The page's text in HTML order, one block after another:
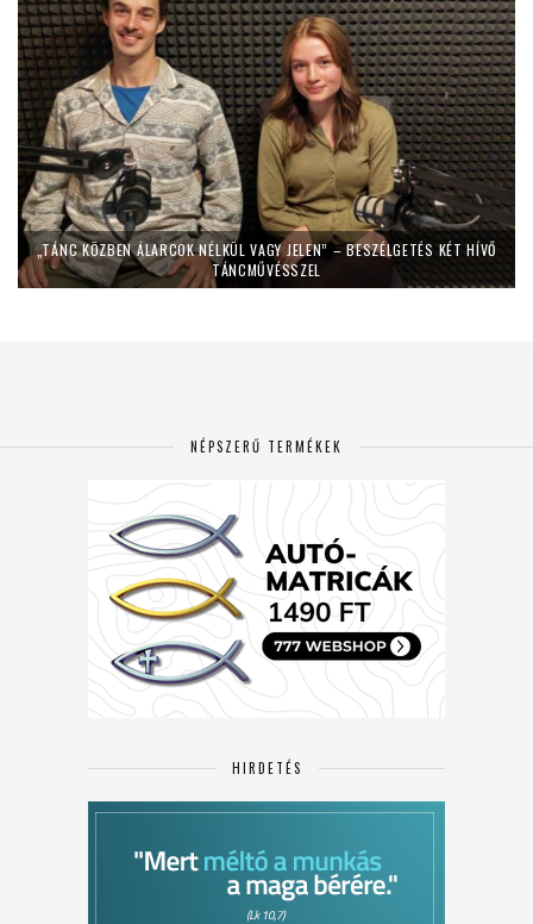
„TÁNC KÖZBEN ÁLARCOK NÉLKÜL VAGY JELEN” – BESZÉLGETÉS KÉT HÍVŐ
TÁNCMŰVÉSSZEL
NÉPSZERŰ TERMÉKEK
HIRDETÉS